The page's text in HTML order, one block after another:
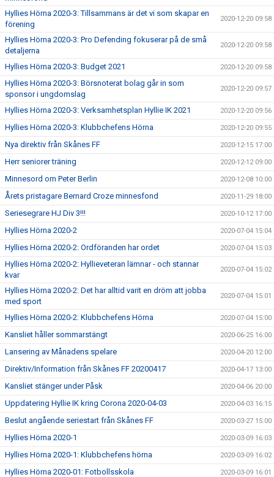
Hyllies Hörna 2020-3: Tillsammans är det vi som skapar en
förening
2020-12-20 09:58
Hyllies Hörna 2020-3: Pro Defending fokuserar på de små
detaljerna
2020-12-20 09:58
Hyllies Hörna 2020-3: Budget 2021 2020-12-20 09:58
Hyllies Hörna 2020-3: Börsnoterat bolag går in som
sponsor i ungdomslag
2020-12-20 09:57
Hyllies Hörna 2020-3: Verksamhetsplan Hyllie IK 2021 2020-12-20 09:56
Hyllies Hörna 2020-3: Klubbchefens Hörna 2020-12-20 09:55
Nya direktiv från Skånes FF 2020-12-15 17:00
Herr seniorer träning 2020-12-12 09:00
Minnesord om Peter Berlin 2020-12-08 10:00
Årets pristagare Bernard Croze minnesfond 2020-11-29 18:00
Seriesegrare HJ Div 3!!! 2020-10-12 17:00
Hyllies Hörna 2020-2 2020-07-04 15:04
Hyllies Hörna 2020-2: Ordföranden har ordet 2020-07-04 15:03
Hyllies Hörna 2020-2: Hyllieveteran lämnar - och stannar
kvar
2020-07-04 15:02
Hyllies Hörna 2020-2: Det har alltid varit en dröm att jobba
med sport
2020-07-04 15:01
Hyllies Hörna 2020-2: Klubbchefens Hörna 2020-07-04 15:00
Kansliet håller sommarstängt 2020-06-25 16:00
Lansering av Månadens spelare 2020-04-20 12:00
Direktiv/Information från Skånes FF 20200417 2020-04-17 13:00
Kansliet stänger under Påsk 2020-04-06 20:00
Uppdatering Hyllie IK kring Corona 2020-04-03 2020-04-03 16:15
Beslut angående seriestart från Skånes FF 2020-03-27 15:00
Hyllies Hörna 2020-1 2020-03-09 16:03
Hyllies Hörna 2020-1: Klubbchefens hörna 2020-03-09 16:02
Hyllies Hörna 2020-01: Fotbollsskola 2020-03-09 16:01